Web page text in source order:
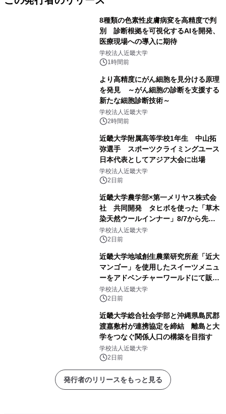
8種類の色素性皮膚病変を高精度で判
別 診断根拠を可視化するAIを開発、
医療現場への導入に期待
学校法人近畿大学
1時間前
より高精度にがん細胞を見分ける原理
を発見 ～がん細胞の診断を支援する
新たな細胞診断技術～
学校法人近畿大学
2時間前
近畿大学附属高等学校1年生 中山拓
弥選手 スポーツクライミングユース
日本代表としてアジア大会に出場
学校法人近畿大学
2日前
近畿大学農学部×第一メリヤス株式会
社 共同開発 タヒボを使った「草木
染天然ウールインナー」8/7から先行
販売
学校法人近畿大学
2日前
近畿大学地域創生農業研究所産「近大
マンゴー」を使用したスイーツメニュ
ーをアドベンチャーワールドにて販売
します パークでしか味わえない期間
限定スイーツを楽しんで♪
学校法人近畿大学
2日前
近畿大学総合社会学部と沖縄県島尻郡
渡嘉敷村が連携協定を締結 離島と大
学をつなぐ関係人口の構築を目指す
学校法人近畿大学
2日前
発行者のリリースをもっと見る